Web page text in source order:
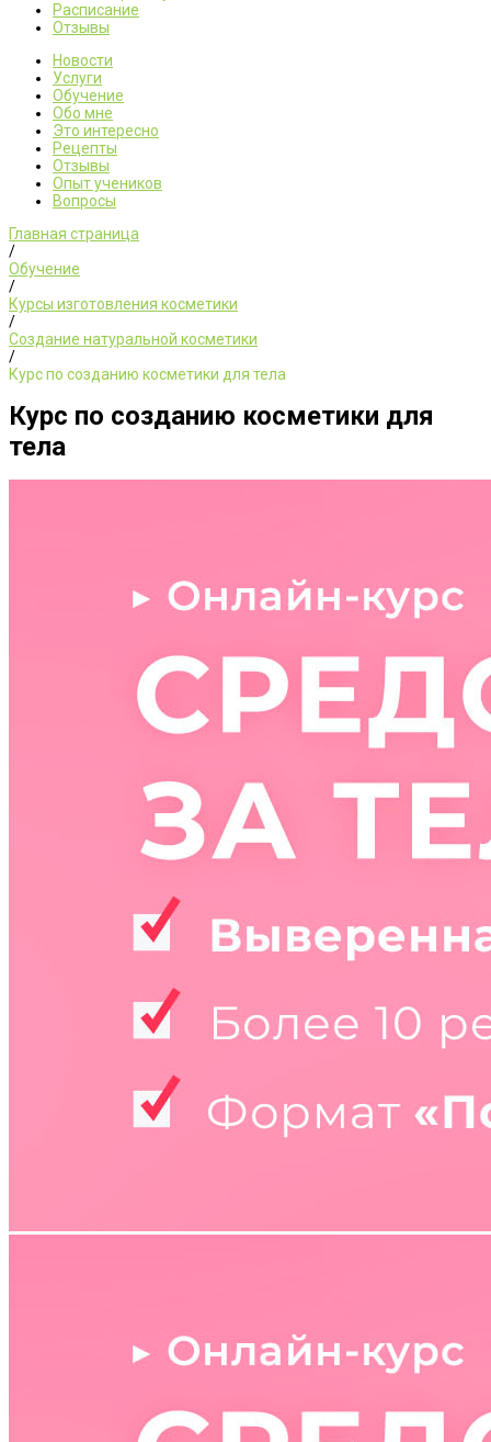
Расписание
Отзывы
Новости
Услуги
Обучение
Обо мне
Это интересно
Рецепты
Отзывы
Опыт учеников
Вопросы
Главная страница
/
Обучение
/
Курсы изготовления косметики
/
Создание натуральной косметики
/
Курс по созданию косметики для тела
Курс по созданию косметики для
тела